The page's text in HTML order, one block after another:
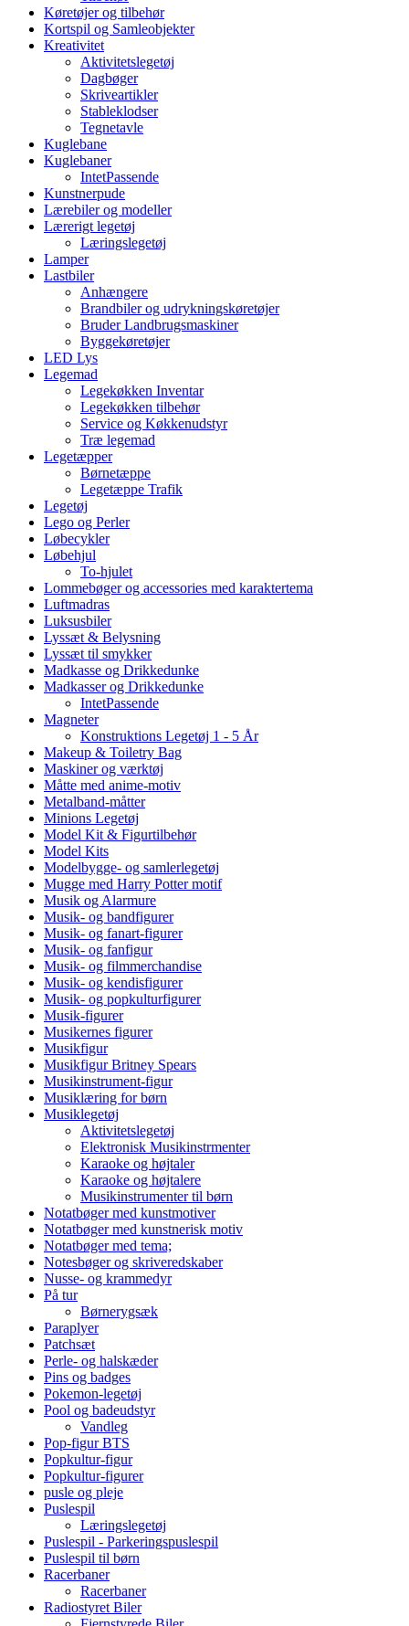
Køretøjer og tilbehør
Kortspil og Samleobjekter
Kreativitet
Aktivitetslegetøj
Dagbøger
Skriveartikler
Stableklodser
Tegnetavle
Kuglebane
Kuglebaner
IntetPassende
Kunstnerpude
Lærebiler og modeller
Lærerigt legetøj
Læringslegetøj
Lamper
Lastbiler
Anhængere
Brandbiler og udrykningskøretøjer
Bruder Landbrugsmaskiner
Byggekøretøjer
LED Lys
Legemad
Legekøkken Inventar
Legekøkken tilbehør
Service og Køkkenudstyr
Træ legemad
Legetæpper
Børnetæppe
Legetæppe Trafik
Legetøj
Lego og Perler
Løbecykler
Løbehjul
To-hjulet
Lommebøger og accessories med karaktertema
Luftmadras
Luksusbiler
Lyssæt & Belysning
Lyssæt til smykker
Madkasse og Drikkedunke
Madkasser og Drikkedunke
IntetPassende
Magneter
Konstruktions Legetøj 1 - 5 År
Makeup & Toiletry Bag
Maskiner og værktøj
Måtte med anime-motiv
Metalband-måtter
Minions Legetøj
Model Kit & Figurtilbehør
Model Kits
Modelbygge- og samlerlegetøj
Mugge med Harry Potter motif
Musik og Alarmure
Musik- og bandfigurer
Musik- og fanart-figurer
Musik- og fanfigur
Musik- og filmmerchandise
Musik- og kendisfigurer
Musik- og popkulturfigurer
Musik-figurer
Musikernes figurer
Musikfigur
Musikfigur Britney Spears
Musikinstrument-figur
Musiklæring for børn
Musiklegetøj
Aktivitetslegetøj
Elektronisk Musikinstrmenter
Karaoke og højtaler
Karaoke og højtalere
Musikinstrumenter til børn
Notatbøger med kunstmotiver
Notatbøger med kunstnerisk motiv
Notatbøger med tema;
Notesbøger og skriveredskaber
Nusse- og krammedyr
På tur
Børnerygsæk
Paraplyer
Patchsæt
Perle- og halskæder
Pins og badges
Pokemon-legetøj
Pool og badeudstyr
Vandleg
Pop-figur BTS
Popkultur-figur
Popkultur-figurer
pusle og pleje
Puslespil
Læringslegetøj
Puslespil - Parkeringspuslespil
Puslespil til børn
Racerbaner
Racerbaner
Radiostyret Biler